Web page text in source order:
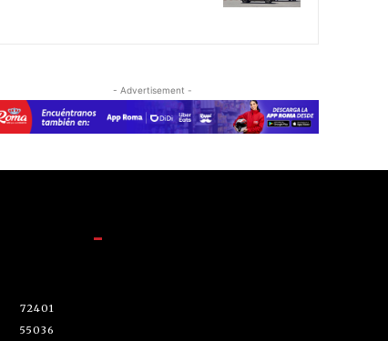
- Advertisement -
72401
55036
-